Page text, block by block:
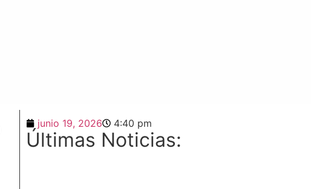
junio 19, 2026 4:40 pm
Últimas Noticias: